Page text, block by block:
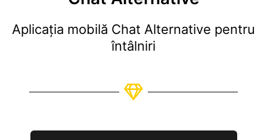
Aplicația mobilă Chat Alternative pentru
întâlniri